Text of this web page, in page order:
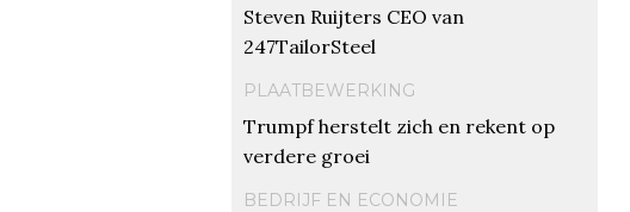
Steven Ruijters CEO van
247TailorSteel
PLAATBEWERKING
Trumpf herstelt zich en rekent op
verdere groei
BEDRIJF EN ECONOMIE